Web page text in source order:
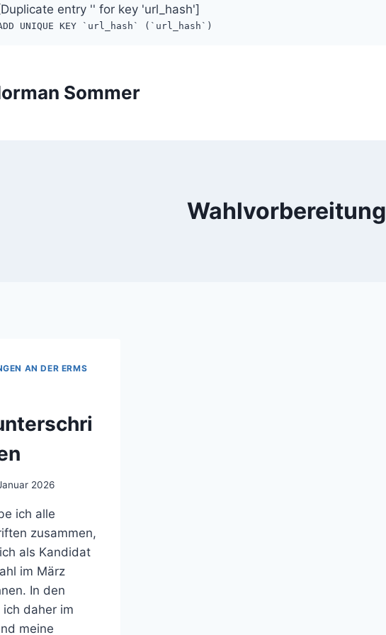
entry '' for key 'url_hash']
UNIQUE KEY `url_hash` (`url_hash`)
Sommer
Wahlvorbereitung
AN DER ERMS
2026
ich alle
zusammen,
als Kandidat
im März
In den
daher im
meine